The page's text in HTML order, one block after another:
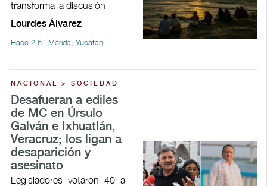
transforma la discusión
Lourdes Álvarez
Hace 2 h | Mérida, Yucatán
NACIONAL > SOCIEDAD
Desafueran a ediles
de MC en Úrsulo
Galván e Ixhuatlán,
Veracruz; los ligan a
desaparición y
asesinato
Legisladores votaron 40 a